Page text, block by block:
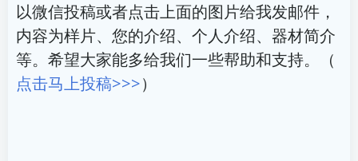
以微信投稿或者点击上面的图片给我发邮件，
内容为样片、您的介绍、个人介绍、器材简介
等。希望大家能多给我们一些帮助和支持。（
点击马上投稿>>>）